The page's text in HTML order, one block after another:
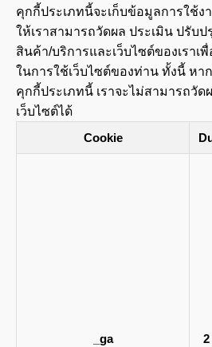
คุกกี้ประเภทนี้จะเก็บข้อมูลการใช้ง
ให้เราสามารถวัดผล ประเมิน ปรับ
สินค้า/บริการและเว็บไซต์ของเรา
ในการใช้เว็บไซต์ของท่าน ทั้งนี้ หา
คุกกี้ประเภทนี้ เราจะไม่สามารถวั
เว็บไซต์ได้
Cookie
_ga